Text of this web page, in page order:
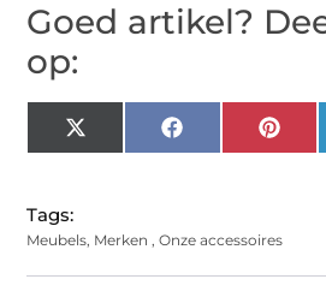
Goed artikel?
op:
X
(Twitter)
Facebook
Tags:
Meubels, Merken ,Onze accessoires